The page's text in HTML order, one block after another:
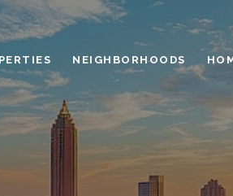
NEIGHBORHOODS